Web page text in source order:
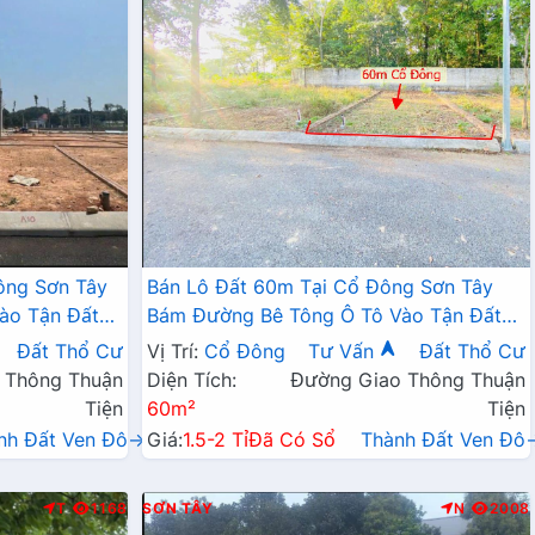
Sơn Tây
Tận Đất
Đất Thổ Cư
Thuận
Tiện
Đất Ven Đô→
Bán Lô Đất 60m Tại Cổ Đông Sơn Tây
Bám Đường Bê Tông Ô Tô Vào Tận Đất
Dân Cư Đông Đúc Thân Thiện Gần Chợ
TRường Học Ủy Ban Cách Ql21 300m Giá
Đầu Tư
Vị Trí: Cổ Đông Tư Vấn
Đất Thổ Cư
Diện Tích:
60m²
Đường Giao Thông Thuận
Tiện
Giá:1.5-2 TỉĐã Có Sổ Thành Đất Ven
T 1168 SƠN TÂY N 2008